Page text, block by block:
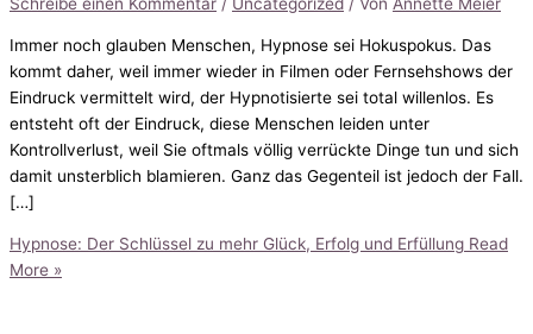
Immer noch glauben Menschen, Hypnose sei Hokuspokus. Das
kommt daher, weil immer wieder in Filmen oder Fernsehshows der
Eindruck vermittelt wird, der Hypnotisierte sei total willenlos. Es
entsteht oft der Eindruck, diese Menschen leiden unter
Kontrollverlust, weil Sie oftmals völlig verrückte Dinge tun und sich
damit unsterblich blamieren. Ganz das Gegenteil ist jedoch der Fall.
[…]
Hypnose: Der Schlüssel zu mehr Glück, Erfolg und Erfüllung Read
More »